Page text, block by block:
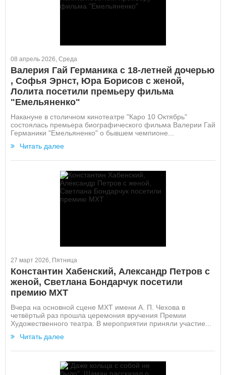
08 апрель 2026, Среда
Валерия Гай Германика с 18-летней дочерью
, Софья Эрнст, Юра Борисов с женой,
Лолита посетили премьеру фильма
"Емельяненко"
Накануне в столичном кинотеатре "Каро 10 Октябрь"
состоялась премьера биографического фильма Валерии Гай
Германики "Емельяненко" о бывшем чемпионе...
Читать далее
27 март 2026, Пятница
Константин Хабенский, Александр Петров с
женой, Светлана Бондарчук посетили
премию МХТ
Вчера на основной сцене МХТ имени А. П. Чехова в
четвёртый раз прошла церемония вручения Премии
Художественного театра. В мероприятии приняли участие...
Читать далее